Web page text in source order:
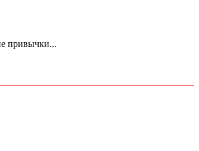
привычки...